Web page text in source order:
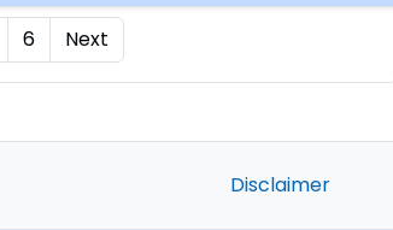
6 Next
Disclaimer